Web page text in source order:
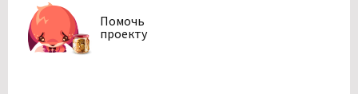
Помочь
проекту